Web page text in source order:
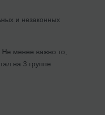
и незаконных
менее важно то,
на 3 группе